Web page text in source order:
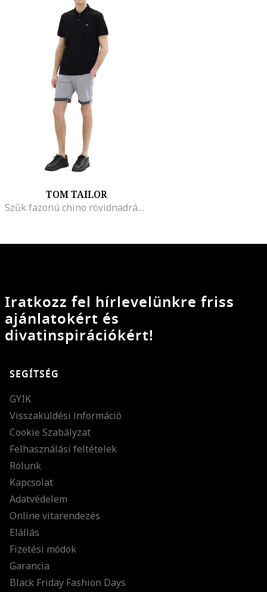
TOM TAILOR
Szűk fazonú chino rövidnadrág zsebekkel, Fehér/Sötétkék
Iratkozz fel hírlevelünkre friss
ajánlatokért és
divatinspirációkért!
SEGÍTSÉG
GYIK
Visszaküldési információ
Cookie Szabályzat
Felhasználási feltételek
Rólunk
Kapcsolat
Adatvédelem
Online vitarendezés
Elállás
Fizetési módok
Garancia
Black Friday Fashion Days